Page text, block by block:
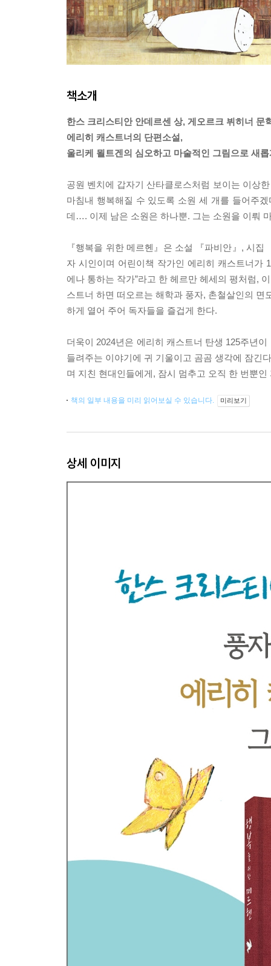
책소개
한스 크리스티안 안데르센 상, 게오르크 뷔히너 문
에리히 캐스트너의 단편소설,
울리케 묄트겐의 심오하고 마술적인 그림으로 새
공원 벤치에 갑자기 산타클로스처럼 보이는 이상
마침내 행복해질 수 있도록 소원 세 개를 들어주
데…. 이제 남은 소원은 하나뿐. 그는 소원을 이뤄
『행복을 위한 메르헨』은 소설 『파비안』, 시
자 시인이며 어린이책 작가인 에리히 캐스트너가
에나 통하는 작가”라고 한 헤르만 헤세의 평처럼,
스트너 하면 떠오르는 해학과 풍자, 촌철살인의
하게 열어 주어 독자들을 즐겁게 한다.
더욱이 2024년은 에리히 캐스트너 탄생 125주년
들려주는 이야기에 귀 기울이고 곰곰 생각에 잠긴
며 지친 현대인들에게, 잠시 멈추고 오직 한 번뿐
책의 일부 내용을 미리 읽어보실 수 있습니다. 미리보기
상세 이미지